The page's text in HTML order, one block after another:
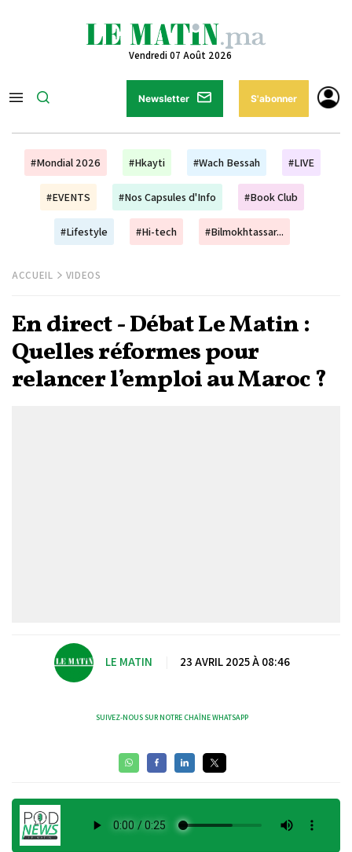
Vendredi 07 Août 2026
Newsletter S'abonner
#Mondial 2026 #Hkayti #Wach Bessah #LIVE
#EVENTS #Nos Capsules d'Info #Book Club
#Lifestyle #Hi-tech #Bilmokhtassar...
ACCUEIL VIDEOS
En direct - Débat Le Matin :
Quelles réformes pour
relancer l’emploi au Maroc ?
LE MATIN 23 AVRIL 2025 À 08:46
SUIVEZ-NOUS SUR NOTRE CHAÎNE WHATSAPP